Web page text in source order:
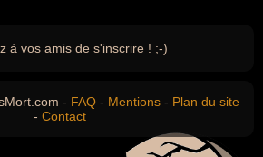
à vos amis de s'inscrire ! ;-)
- FAQ - Mentions - Plan du site
- Contact